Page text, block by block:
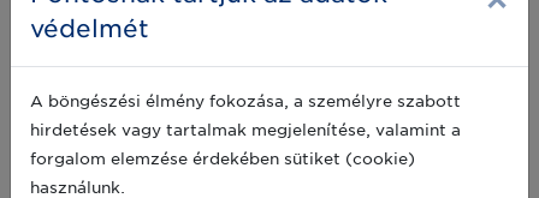
védelmét
A böngészési élmény fokozása, a személyre szabott
hirdetések vagy tartalmak megjelenítése, valamint a
forgalom elemzése érdekében sütiket (cookie)
használunk.